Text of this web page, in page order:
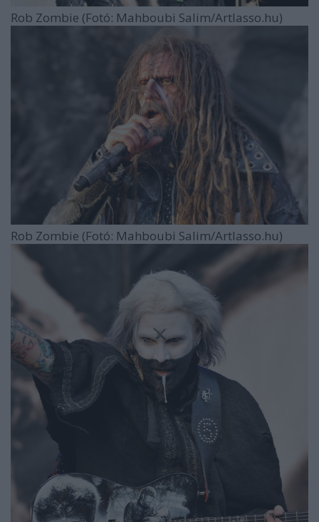
Rob Zombie (Fotó: Mahboubi Salim/Artlasso.hu)
Rob Zombie (Fotó: Mahboubi Salim/Artlasso.hu)